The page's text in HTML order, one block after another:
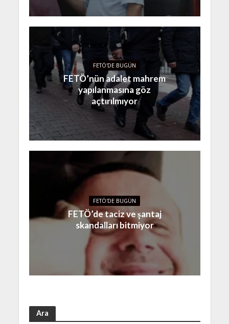
FETÖ'DE BUGÜN
FETÖ’nün adalet mahrem
yapılanmasına göz
açtırılmıyor
FETÖ'DE BUGÜN
FETÖ’de taciz ve şantaj
skandalları bitmiyor
Ara